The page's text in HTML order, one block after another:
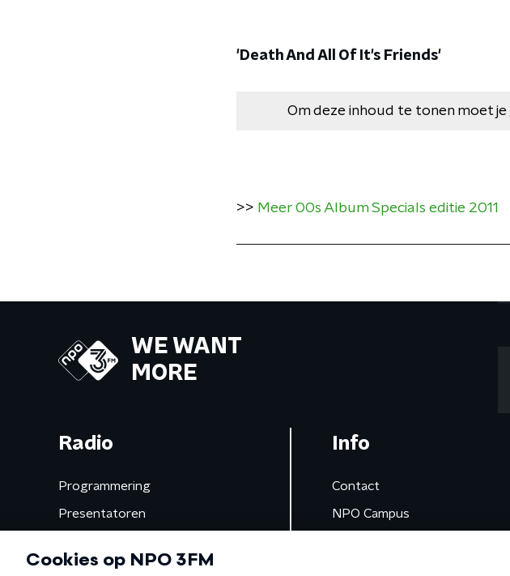
'Death And All Of It's Friends'
Om deze inhoud te tonen moet je
>> Meer 00s Album Specials editie 2011
WE WANT
MORE
Radio
Programmering
Presentatoren
Gemist
Info
Contact
NPO Campus